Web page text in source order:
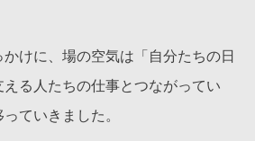
けに、場の空気は「自分たちの日
る人たちの仕事とつながってい
ていきました。